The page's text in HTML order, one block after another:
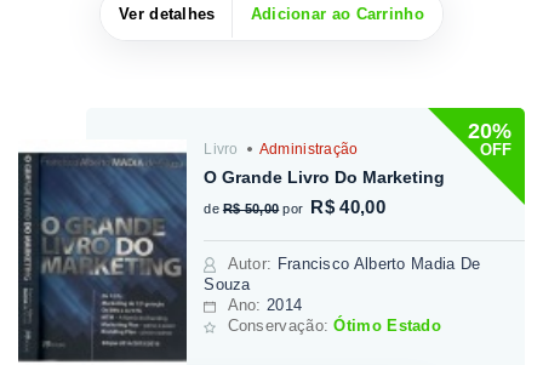
Ver detalhes Adicionar ao Carrinho
20%
OFF
Livro Administração
O Grande Livro Do Marketing
de R$ 50,00 por R$ 40,00
Autor: Francisco Alberto Madia De
Souza
Ano: 2014
Conservação:Ótimo Estado